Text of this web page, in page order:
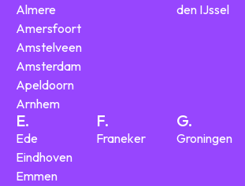
Almere
Amersfoort
Amstelveen
Amsterdam
Apeldoorn
Arnhem
den IJssel
E.
Ede
Eindhoven
Emmen
F.
Franeker
G.
Groningen